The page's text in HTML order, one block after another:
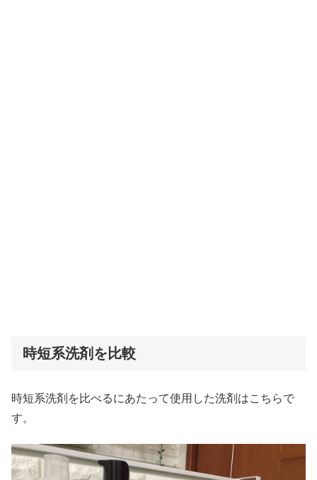
時短系洗剤を比較
時短系洗剤を比べるにあたって使用した洗剤はこちらで
す。